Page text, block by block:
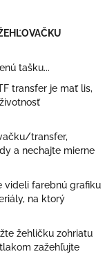
tašku...
transfer je mať lis,
transfer,
a nechajte mierne
videli farebnú grafiku
na ktorý
žehličku zohriatu
zažehľujte